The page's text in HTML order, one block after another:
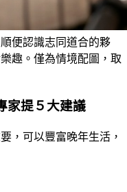
便認識志同道合的夥
趣。僅為情境配圖，取
家提５大建議
，可以豐富晚年生活，